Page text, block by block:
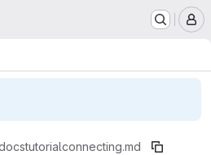
tutorialconnecting.md